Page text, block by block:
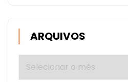
ARQUIVOS
Arquivos